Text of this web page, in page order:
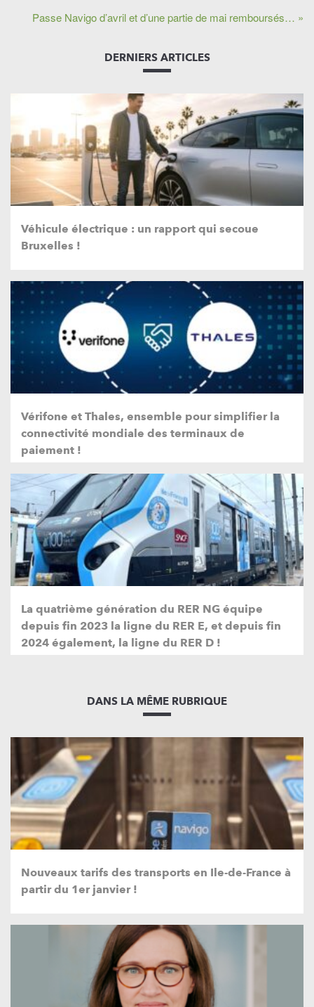
Passe Navigo d’avril et d’une partie de mai remboursés… »
DERNIERS ARTICLES
Véhicule électrique : un rapport qui secoue
Bruxelles !
Vérifone et Thales, ensemble pour simplifier la
connectivité mondiale des terminaux de
paiement !
La quatrième génération du RER NG équipe
depuis fin 2023 la ligne du RER E, et depuis fin
2024 également, la ligne du RER D !
DANS LA MÊME RUBRIQUE
Nouveaux tarifs des transports en Ile-de-France à
partir du 1er janvier !